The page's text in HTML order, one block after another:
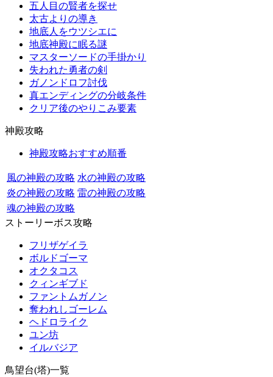
五人目の賢者を探せ
太古よりの導き
地底人をウツシエに
地底神殿に眠る謎
マスターソードの手掛かり
失われた勇者の剣
ガノンドロフ討伐
真エンディングの分岐条件
クリア後のやりこみ要素
神殿攻略
神殿攻略おすすめ順番
風の神殿の攻略 水の神殿の攻略
炎の神殿の攻略 雷の神殿の攻略
魂の神殿の攻略
ストーリーボス攻略
フリザゲイラ
ボルドゴーマ
オクタコス
クィンギブド
ファントムガノン
奪われしゴーレム
ヘドロライク
ユン坊
イルバジア
鳥望台(塔)一覧